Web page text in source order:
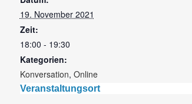
19. November 2021
Zeit:
18:00 - 19:30
Kategorien:
Konversation, Online
Veranstaltungsort